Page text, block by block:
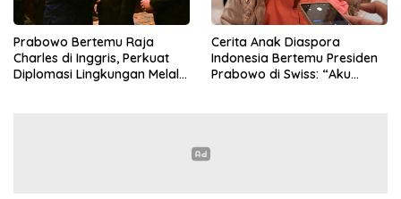
Prabowo Bertemu Raja
Charles di Inggris, Perkuat
Diplomasi Lingkungan Melalui
Cerita Anak Diaspora
Indonesia Bertemu Presiden
Prabowo di Swiss: “Aku